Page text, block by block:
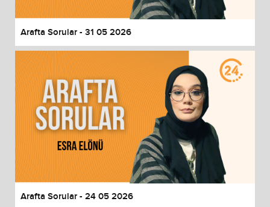
Arafta Sorular - 31 05 2026
Arafta Sorular - 24 05 2026